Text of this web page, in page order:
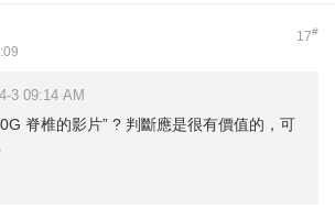
17#
3 09:14 AM
脊椎的影片” ? 判斷應是很有價值的，可